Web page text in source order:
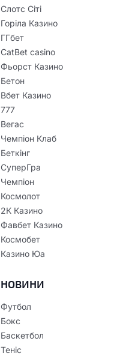
Слотс Сіті
Горіла Казино
ГГбет
CatBet casino
Фьорст Казино
Бетон
Вбет Казино
777
Вегас
Чемпіон Клаб
Беткінг
СуперГра
Чемпіон
Космолот
2К Казино
Фавбет Казино
Космобет
Казино Юа
НОВИНИ
Футбол
Бокс
Баскетбол
Теніс